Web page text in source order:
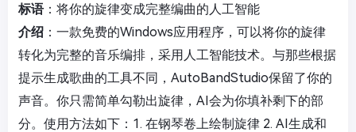
标语：将你的旋律变成完整编曲的人工智能
介绍 ：一款免费的Windows应用程序，可以将你的旋律
转化为完整的音乐编排，采用人工智能技术。与那些根据
提示生成歌曲的工具不同，AutoBandStudio保留了你的
声音。你只需简单勾勒出旋律，AI会为你填补剩下的部
分。使用方法如下：1. 在钢琴卷上绘制旋律 2. AI生成和